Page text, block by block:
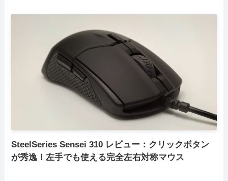
SteelSeries Sensei 310 レビュー：クリックボタン
が秀逸！左手でも使える完全左右対称マウス